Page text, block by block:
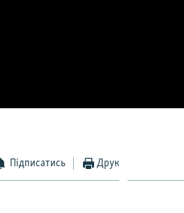
Підписатись Друк